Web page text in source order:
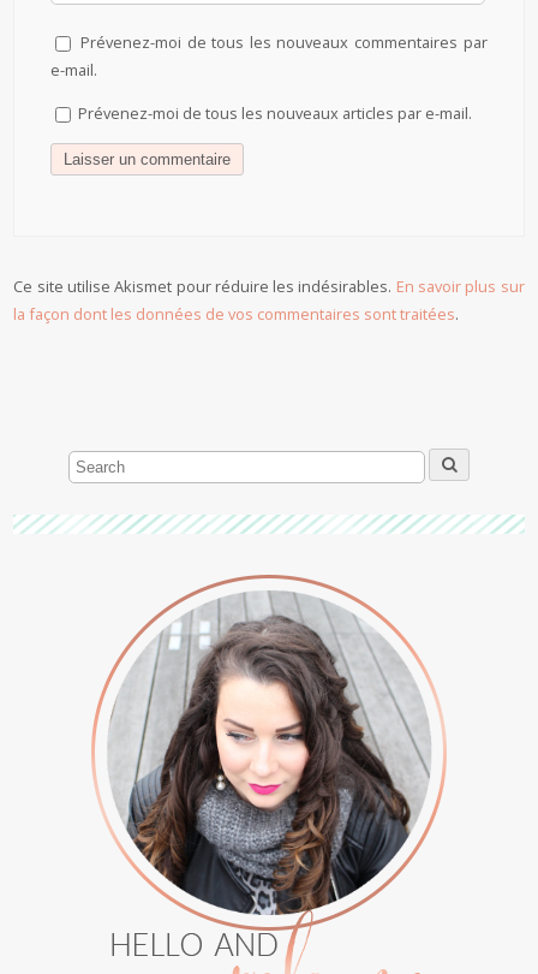
Prévenez-moi de tous les nouveaux commentaires par
e-mail.
Prévenez-moi de tous les nouveaux articles par e-mail.
Ce site utilise Akismet pour réduire les indésirables. En savoir plus sur
la façon dont les données de vos commentaires sont traitées.